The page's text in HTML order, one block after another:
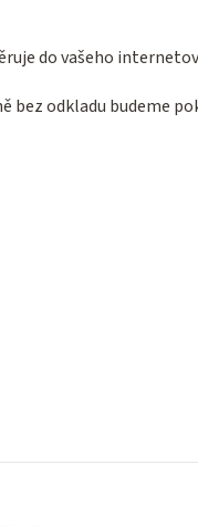
do vašeho
odkladu budeme